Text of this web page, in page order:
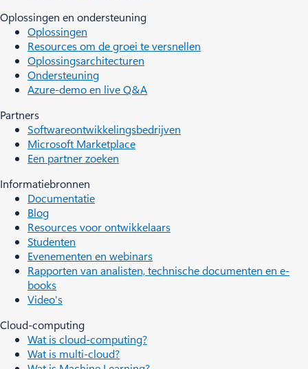
Oplossingen en ondersteuning
Oplossingen
Resources om de groei te versnellen
Oplossingsarchitecturen
Ondersteuning
Azure-demo en live Q&A
Partners
Softwareontwikkelingsbedrijven
Microsoft Marketplace
Een partner zoeken
Informatiebronnen
Documentatie
Blog
Resources voor ontwikkelaars
Studenten
Evenementen en webinars
Rapporten van analisten, technische documenten en e-
books
Video's
Cloud-computing
Wat is cloud-computing?
Wat is multi-cloud?